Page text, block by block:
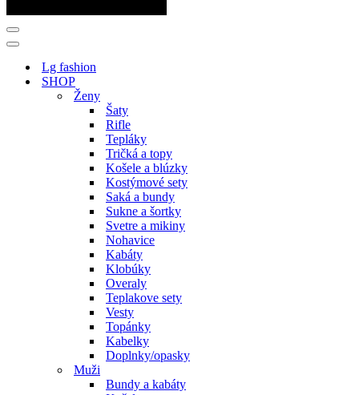
Menu
navigácie
Menu
navigácieLg fashion
SHOP
Ženy
Šaty
Rifle
Tepláky
Tričká a topy
Košele a blúzky
Kostýmové sety
Saká a bundy
Sukne a šortky
Svetre a mikiny
Nohavice
Kabáty
Klobúky
Overaly
Teplakove sety
Vesty
Topánky
Kabelky
Doplnky/opasky
Muži
Bundy a kabáty